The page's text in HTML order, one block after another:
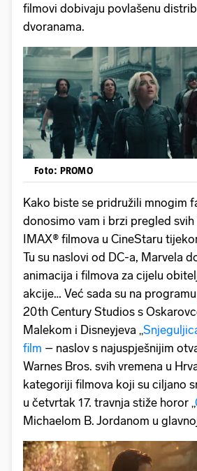
filmovi dobivaju povlašenu
dvoranama.
Foto: PROMO
Kako biste se pridružili mnogim
donosimo vam i brzi pregled
IMAX® filmova u CineStaru
Tu su naslovi od DC-a, Marvela
animacija i filmova za cijelu
akcije… Već sada su na programu
20th Century Studios s
Malekom i Disneyjeva „
film – naslov s najuspješnijim
Warnes Bros. svih vremena u
kategoriji filmova koji su ciljano
u četvrtak 17. travnja stiže horor „
Michaelom B. Jordanom u